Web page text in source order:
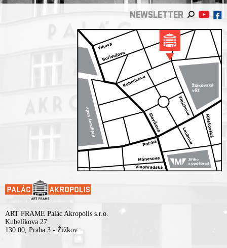
NEWSLETTER
ART FRAME Palác Akropolis s.r.o.
Kubelíkova 27
130 00, Praha 3 - Žižkov